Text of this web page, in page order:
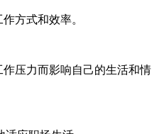
方式和效率。
压力而影响自己的生活和情